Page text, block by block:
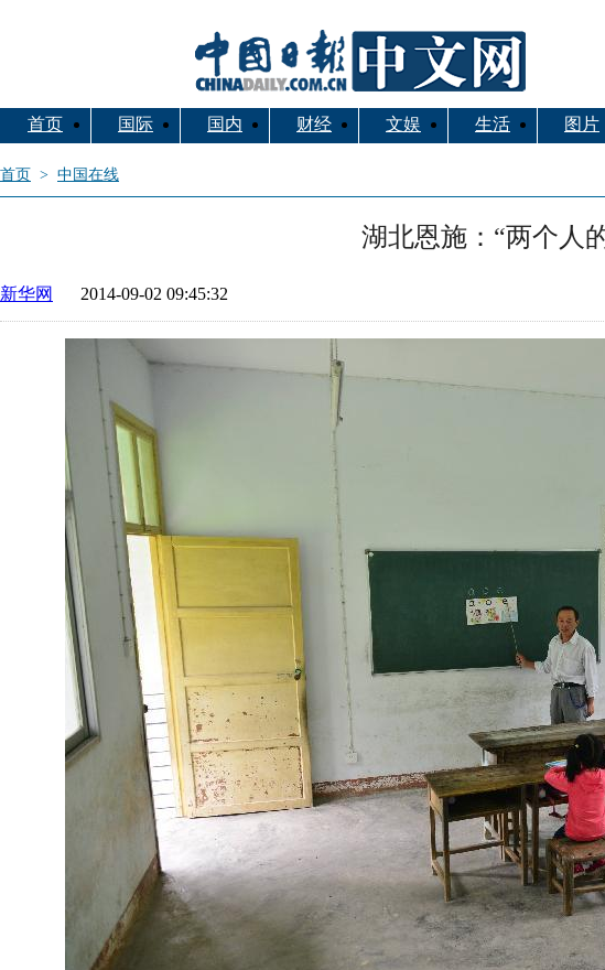
首页 国际 国内 财经 文娱 生活 图片
首页 > 中国在线
湖北恩施：“两个人
新华网 2014-09-02 09:45:32